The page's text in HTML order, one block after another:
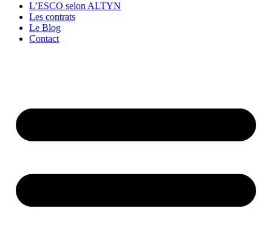
L’ESCO selon ALTYN
Les contrats
Le Blog
Contact